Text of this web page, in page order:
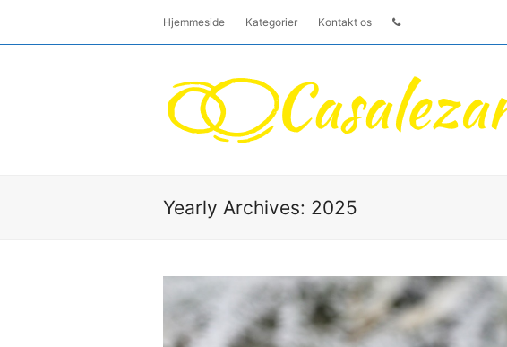
Hjemmeside Kategorier Kontakt os
Yearly Archives: 2025